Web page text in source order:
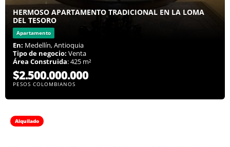
HERMOSO APARTAMENTO TRADICIONAL EN LA LOMA
DEL TESORO
Apartamento
En: Medellín, Antioquia
Tipo de negocio: Venta
Área Construida: 425 m²
$2.500.000.000
PESOS COLOMBIANOS
Alquilado